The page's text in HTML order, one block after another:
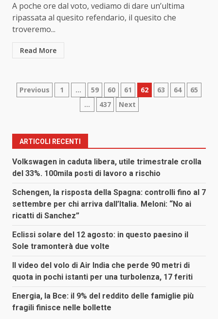
A poche ore dal voto, vediamo di dare un’ultima
ripassata al quesito refendario, il quesito che
troveremo...
Read More
Paginazione
articoli
Previous 1 … 59 60 61 62 63 64
65
…
437 Next
ARTICOLI RECENTI
Volkswagen in caduta libera, utile trimestrale crolla
del 33%. 100mila posti di lavoro a rischio
Schengen, la risposta della Spagna: controlli fino al 7
settembre per chi arriva dall’Italia. Meloni: “No ai
ricatti di Sanchez”
Eclissi solare del 12 agosto: in questo paesino il
Sole tramonterà due volte
Il video del volo di Air India che perde 90 metri di
quota in pochi istanti per una turbolenza, 17 feriti
Energia, la Bce: il 9% del reddito delle famiglie più
fragili finisce nelle bollette